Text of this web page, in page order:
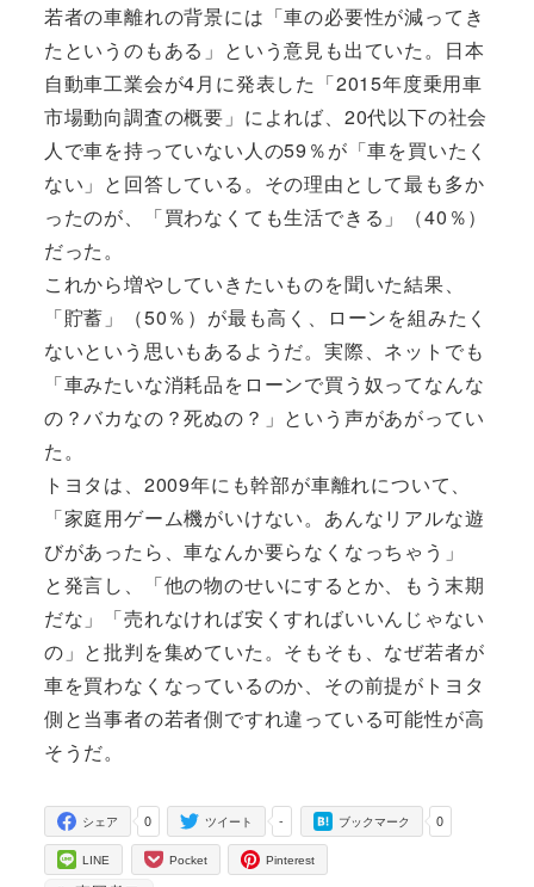
若者の車離れの背景には「車の必要性が減ってき
たというのもある」という意見も出ていた。日本
自動車工業会が4月に発表した「2015年度乗用車
市場動向調査の概要」によれば、20代以下の社会
人で車を持っていない人の59％が「車を買いたく
ない」と回答している。その理由として最も多か
ったのが、「買わなくても生活できる」（40％）
だった。
これから増やしていきたいものを聞いた結果、
「貯蓄」（50％）が最も高く、ローンを組みたく
ないという思いもあるようだ。実際、ネットでも
「車みたいな消耗品をローンで買う奴ってなんな
の？バカなの？死ぬの？」という声があがってい
た。
トヨタは、2009年にも幹部が車離れについて、
「家庭用ゲーム機がいけない。あんなリアルな遊
びがあったら、車なんか要らなくなっちゃう」
と発言し、「他の物のせいにするとか、もう末期
だな」「売れなければ安くすればいいんじゃない
の」と批判を集めていた。そもそも、なぜ若者が
車を買わなくなっているのか、その前提がトヨタ
側と当事者の若者側ですれ違っている可能性が高
そうだ。
0
シェア -
ツイート 0
ブックマーク
LINE Pocket Pinterest